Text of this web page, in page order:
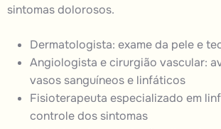
sintomas dolorosos.
Dermatologista: exame da pele e
Angiologista e cirurgião vascular:
vasos sanguíneos e linfáticos
Fisioterapeuta especializado em
controle dos sintomas